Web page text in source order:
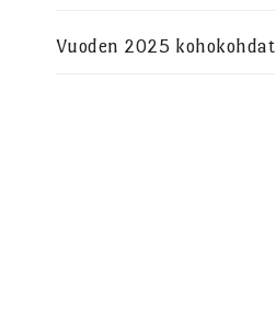
Vuoden 2025 kohokohdat